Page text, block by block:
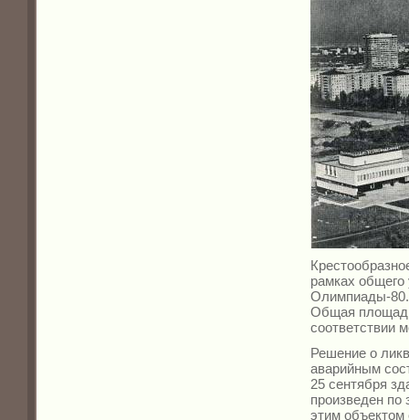
рамках общего
Олимпиады-80.
Общая площадь
соответствии
Решение о
аварийным
25 сентября
произведен по
этим объектом